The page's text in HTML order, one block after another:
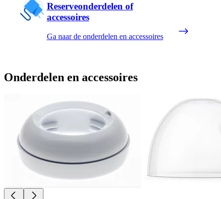
Reserveonderdelen of
accessoires
Ga naar de onderdelen en accessoires
Onderdelen en accessoires